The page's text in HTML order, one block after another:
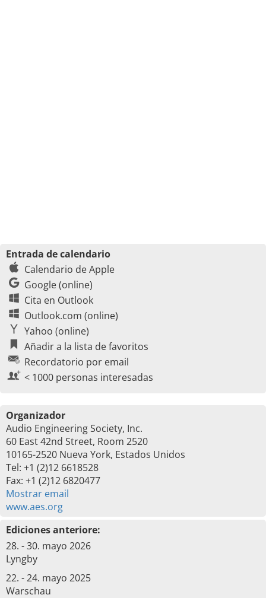
Entrada de calendario
Calendario de Apple
Google (online)
Cita en Outlook
Outlook.com (online)
Yahoo (online)
Añadir a la lista de favoritos
Recordatorio por email
< 1000 personas interesadas
Organizador
Audio Engineering Society, Inc.
60 East 42nd Street, Room 2520
10165-2520 Nueva York, Estados Unidos
Tel: +1 (2)12 6618528
Fax: +1 (2)12 6820477
Mostrar email
www.aes.org
Ediciones anteriore:
28. - 30. mayo 2026
Lyngby
22. - 24. mayo 2025
Warschau